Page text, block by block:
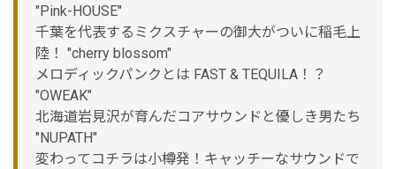
"Pink-HOUSE"
千葉を代表するミクスチャーの御大がついに稲毛上
陸！ "cherry blossom"
メロディックパンクとは FAST & TEQUILA！？
"OWEAK"
北海道岩見沢が育んだコアサウンドと優しき男たち
"NUPATH"
変わってコチラは小樽発！キャッチーなサウンドで